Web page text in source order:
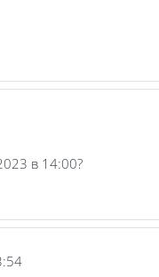
в 14:00?